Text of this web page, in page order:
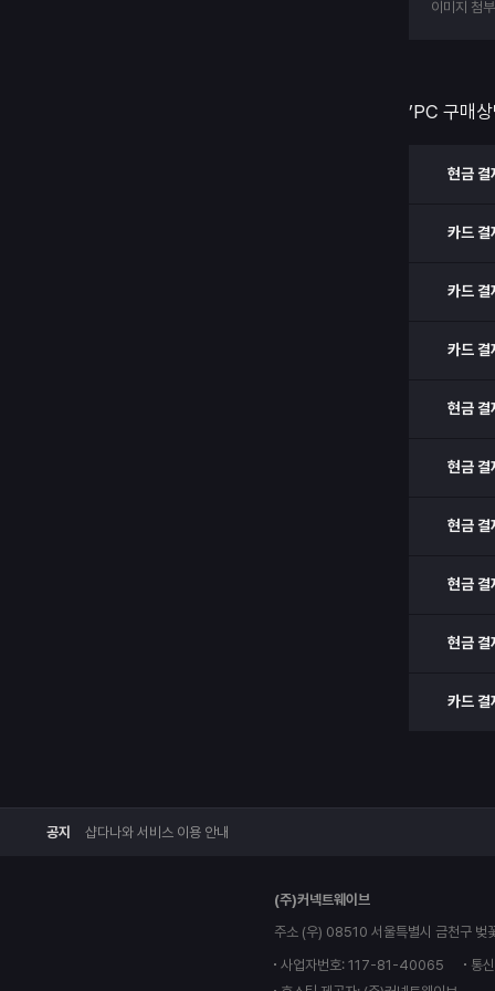
이미지 첨
’PC 구매
현금 결
카드 결
카드 결
카드 결
현금 결
현금 결
현금 결
현금 결
현금 결
카드 결
공지 샵다나와 서비스 이용 안내
(주)커넥트웨이브
주소 (우) 08510 서울특별시 금천구
사업자번호: 117-81-40065
통